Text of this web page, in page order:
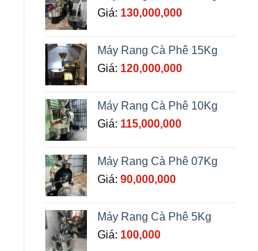
Giá: 130,000,000
Máy Rang Cà Phê 15Kg
Giá: 120,000,000
Máy Rang Cà Phê 10Kg
Giá: 115,000,000
Máy Rang Cà Phê 07Kg
Giá: 90,000,000
Máy Rang Cà Phê 5Kg
Giá: 100,000